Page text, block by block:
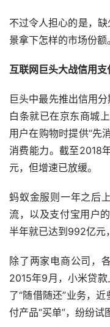
不过令人担心的是，
景拿下怎样的市场份额。
互联网巨头大战信用支
巨头中最先推出信用
白条就已在京东商城
用户在购物时提供“先
消费能力。截至2018
元，但增速已放缓。
蚂蚁金服则一年之后
流，以及支付宝用户
半年就已达到992亿元
除了两家电商公司，
2015年9月，小米贷
了“随借随还”业务，
付产品“买单”，纷纷试